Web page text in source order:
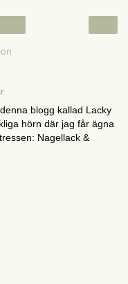
blogg kallad Lacky
hörn där jag får ägna
Nagellack &